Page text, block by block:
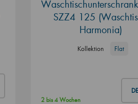
SZZ4 125
Harmonia)
Kollektion Flat
2 bis 4 Wochen